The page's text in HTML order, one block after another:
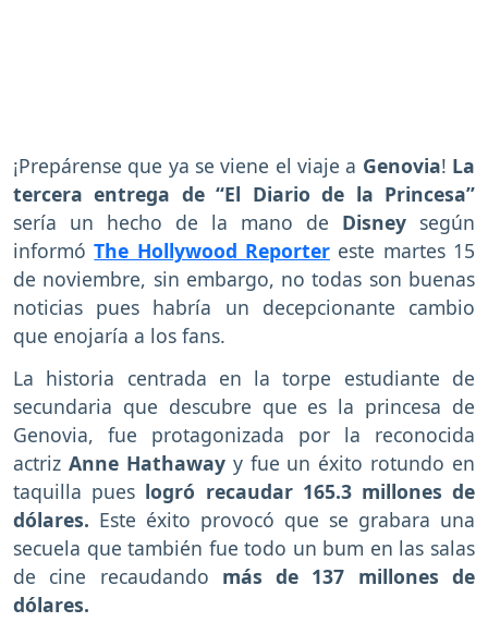
¡Prepárense que ya se viene el viaje a Genovia! La
tercera entrega de “El Diario de la Princesa”
sería un hecho de la mano de Disney según
informó The Hollywood Reporter este martes 15
de noviembre, sin embargo, no todas son buenas
noticias pues habría un decepcionante cambio
que enojaría a los fans.
La historia centrada en la torpe estudiante de
secundaria que descubre que es la princesa de
Genovia, fue protagonizada por la reconocida
actriz Anne Hathaway y fue un éxito rotundo en
taquilla pues logró recaudar 165.3 millones de
dólares. Este éxito provocó que se grabara una
secuela que también fue todo un bum en las salas
de cine recaudando más de 137 millones de
dólares.